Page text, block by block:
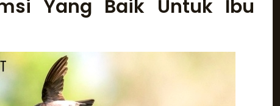
Yang Baik Untuk Ibu